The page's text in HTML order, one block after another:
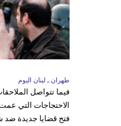
طهران ـ لبنان اليوم
فيما تتواصل
الاحتجاجات التي عمت
فتح قضايا جديدة ضد